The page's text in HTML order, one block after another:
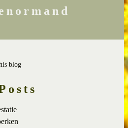
blog